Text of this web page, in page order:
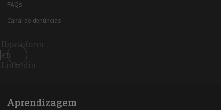
FAQs
Canal de denúncias
Iberinform
en
Linkedin
Aprendizagem